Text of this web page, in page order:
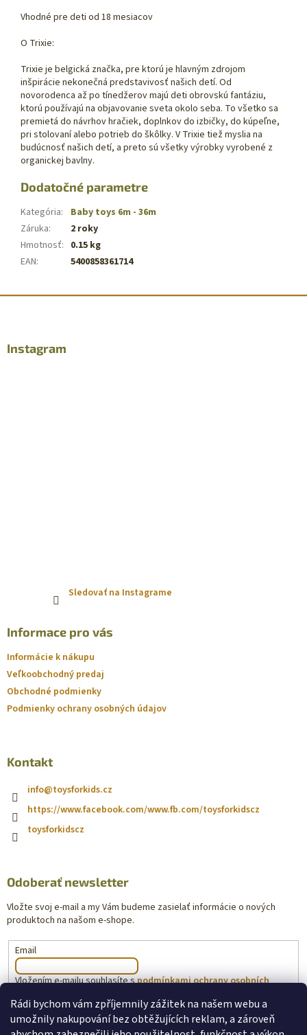
Rádi bychom vám zpříjemnily zážitek na našem webu a
umožnily nakupování bez obtěžujících reklam, a zároveň
Vhodné pre deti od 18 mesiacov
O Trixie:
Trixie je belgická značka, pre ktorú je hlavným zdrojom
inšpirácie nekonečná predstavivosť našich detí. Od
novorodenca až po tínedžerov majú deti obrovskú fantáziu,
ktorú používajú na objavovanie sveta okolo seba. To všetko sa
premietá do návrhov hračiek, doplnkov do izbičky, do kúpeľne,
pri stolovaní alebo potrieb do škôlky. V Trixie tiež myslia na
budúcnosť našich detí, a preto sú všetky výrobky vyrobené z
organickej bavlny.
Dodatočné parametre
Kategória:
Baby toys 6m - 36m
Záruka:
2 roky
Hmotnosť: 0.15 kg
EAN: 5400858361714
Instagram
Sledovať na Instagrame
Informace pro vás
Informácie k nákupu
Veľkoobchodný predaj
Obchodné podmienky
Podmienky ochrany osobných údajov
Kontakt
info@toysforkids.cz
https://www.facebook.com/www.fb.com/toysforkidscz
toysforkidscz
Odoberať newsletter
Vložte svoj e-mail a my Vám budeme zasielať informácie o nových
produktoch na našom e-shope.
Email
Vložením e-mailu souhlasíte spodmínkami ochrany osobních
PRIHLÁSIŤ SA